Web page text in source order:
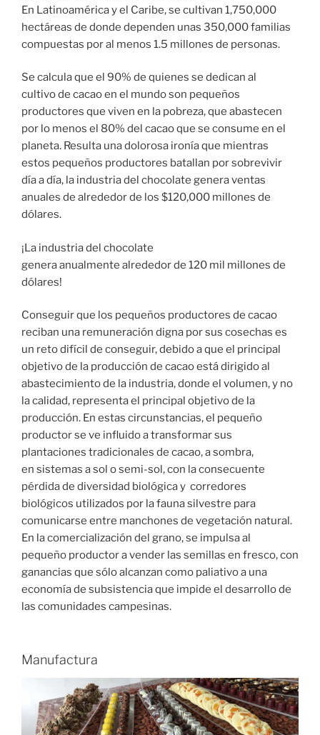
En Latinoamérica y el Caribe, se cultivan 1,750,000
hectáreas de donde dependen unas 350,000 familias
compuestas por al menos 1.5 millones de personas.
Se calcula que el 90% de quienes se dedican al
cultivo de cacao en el mundo son pequeños
productores que viven en la pobreza, que abastecen
por lo menos el 80% del cacao que se consume en el
planeta. Resulta una dolorosa ironía que mientras
estos pequeños productores batallan por sobrevivir
día a día, la industria del chocolate genera ventas
anuales de alrededor de los $120,000 millones de
dólares.
¡La industria del chocolate
genera anualmente alrededor de 120 mil millones de
dólares!
Conseguir que los pequeños productores de cacao
reciban una remuneración digna por sus cosechas es
un reto difícil de conseguir, debido a que el principal
objetivo de la producción de cacao está dirigido al
abastecimiento de la industria, donde el volumen, y no
la calidad, representa el principal objetivo de la
producción. En estas circunstancias, el pequeño
productor se ve influido a transformar sus
plantaciones tradicionales de cacao, a sombra,
en sistemas a sol o semi-sol, con la consecuente
pérdida de diversidad biológica y corredores
biológicos utilizados por la fauna silvestre para
comunicarse entre manchones de vegetación natural.
En la comercialización del grano, se impulsa al
pequeño productor a vender las semillas en fresco, con
ganancias que sólo alcanzan como paliativo a una
economía de subsistencia que impide el desarrollo de
las comunidades campesinas.
Manufactura